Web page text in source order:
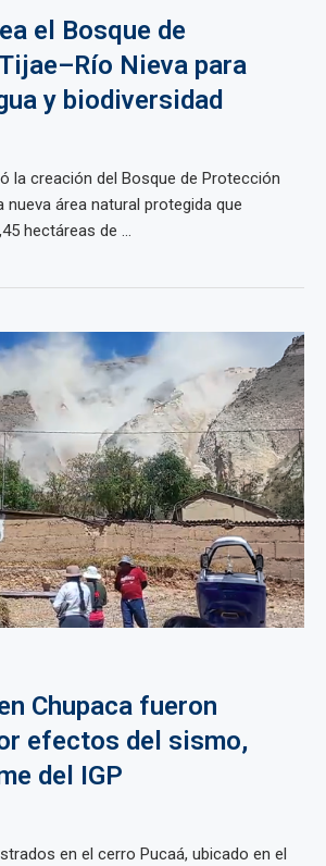
el Bosque de
Nieva para
y biodiversidad
la creación del Bosque de Protección
nueva área natural protegida que
hectáreas de ...
Chupaca fueron
efectos del sismo,
del IGP
en el cerro Pucaá, ubicado en el